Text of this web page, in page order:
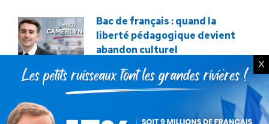
Bac de français : quand la
liberté pédagogique devient
abandon culturel
18 juillet 2026
La France au seuil d’un
engrenage stratégique ?
X